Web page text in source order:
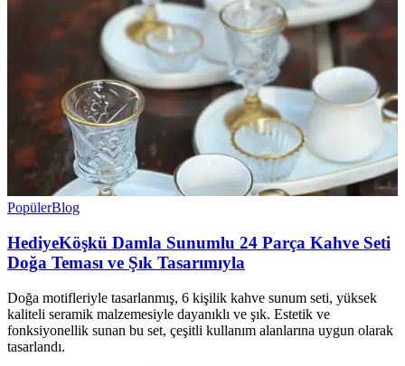
PopülerBlog
HediyeKöşkü Damla Sunumlu 24 Parça Kahve Seti
Doğa Teması ve Şık Tasarımıyla
Doğa motifleriyle tasarlanmış, 6 kişilik kahve sunum seti, yüksek
kaliteli seramik malzemesiyle dayanıklı ve şık. Estetik ve
fonksiyonellik sunan bu set, çeşitli kullanım alanlarına uygun olarak
tasarlandı.